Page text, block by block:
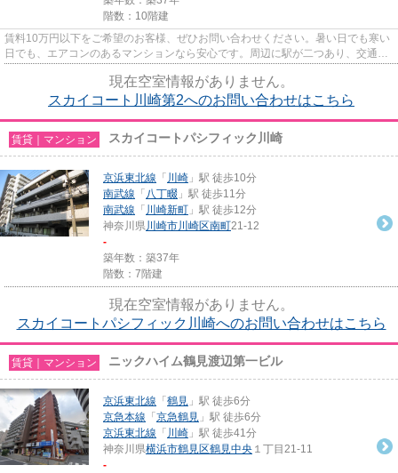
階数：10階建
賃料10万円以下をご希望のお客様、ぜひお問い合わせください。暑い日でも寒い
日でも、エアコンのあるマンションなら安心です。周辺に駅が二つあり、交通の
現在空室情報がありません。
スカイコート川崎第2へのお問い合わせはこちら
賃貸｜マンション スカイコートパシフィック川崎
京浜東北線 「 川崎 」駅 徒歩10分
南武線 「 八丁畷 」駅 徒歩11分
南武線 「 川崎新町 」駅 徒歩12分
神奈川県川崎市川崎区南町21-12
-
築年数：築37年
階数：7階建
現在空室情報がありません。
スカイコートパシフィック川崎へのお問い合わせはこちら
賃貸｜マンション ニックハイム鶴見渡辺第一ビル
京浜東北線 「 鶴見 」駅 徒歩6分
京急本線 「 京急鶴見 」駅 徒歩6分
京浜東北線 「 川崎 」駅 徒歩41分
神奈川県横浜市鶴見区鶴見中央 １丁目21-11
-